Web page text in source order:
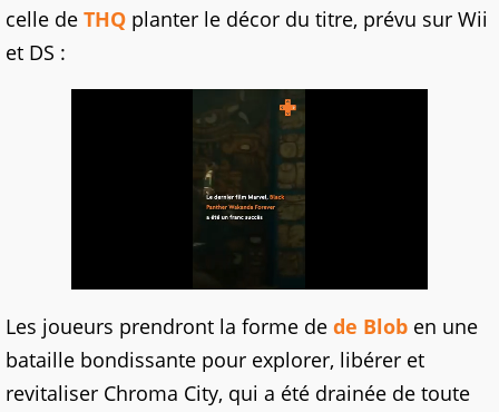
celle de THQ planter le décor du titre, prévu sur Wii
et DS :
Les joueurs prendront la forme de de Blob en une
bataille bondissante pour explorer, libérer et
revitaliser Chroma City, qui a été drainée de toute